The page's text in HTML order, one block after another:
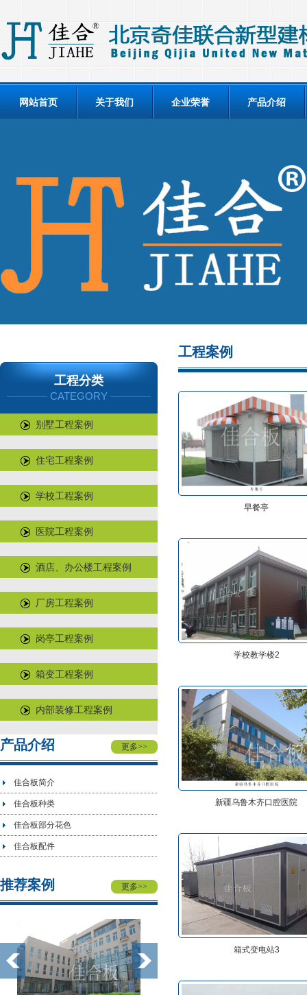
网站首页 关于我们 企业荣誉 产品介绍
工程分类
CATEGORY
别墅工程案例
住宅工程案例
学校工程案例
医院工程案例
酒店、办公楼工程案例
厂房工程案例
岗亭工程案例
箱变工程案例
内部装修工程案例
产品介绍 更多>>
佳合板简介
佳合板种类
佳合板部分花色
佳合板配件
推荐案例 更多>>
工程案例
早餐亭
学校教学楼2
新疆乌鲁木齐口腔医院
箱式变电站3